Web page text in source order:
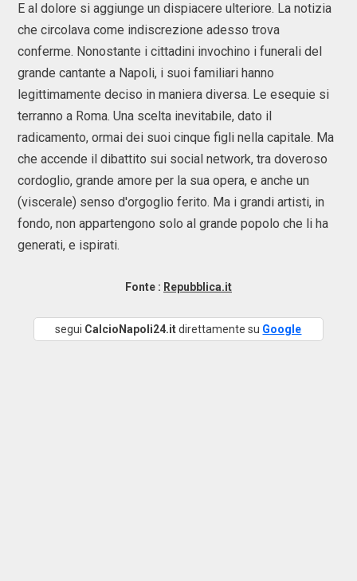
E al dolore si aggiunge un dispiacere ulteriore. La notizia
che circolava come indiscrezione adesso trova
conferme. Nonostante i cittadini invochino i funerali del
grande cantante a Napoli, i suoi familiari hanno
legittimamente deciso in maniera diversa. Le esequie si
terranno a Roma. Una scelta inevitabile, dato il
radicamento, ormai dei suoi cinque figli nella capitale. Ma
che accende il dibattito sui social network, tra doveroso
cordoglio, grande amore per la sua opera, e anche un
(viscerale) senso d'orgoglio ferito. Ma i grandi artisti, in
fondo, non appartengono solo al grande popolo che li ha
generati, e ispirati.
Fonte : Repubblica.it
segui CalcioNapoli24.itdirettamente su Google